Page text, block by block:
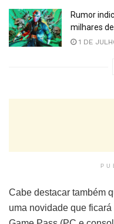
Rumor
milhares
1 DE
Cabe destacar também
uma novidade que